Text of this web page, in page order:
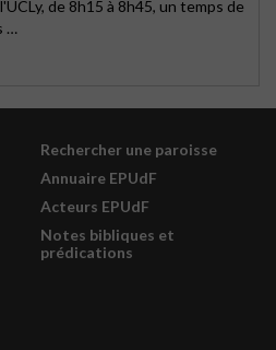
de 8h15 à 8h45, un temps de
…
Rechercher une paroisse
Annuaire EPUdF
Acteurs EPUdF
Notes bibliques et
prédications